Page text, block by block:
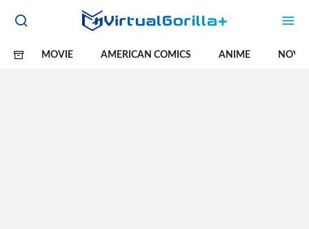
MOVIE AMERICAN COMICS ANIME